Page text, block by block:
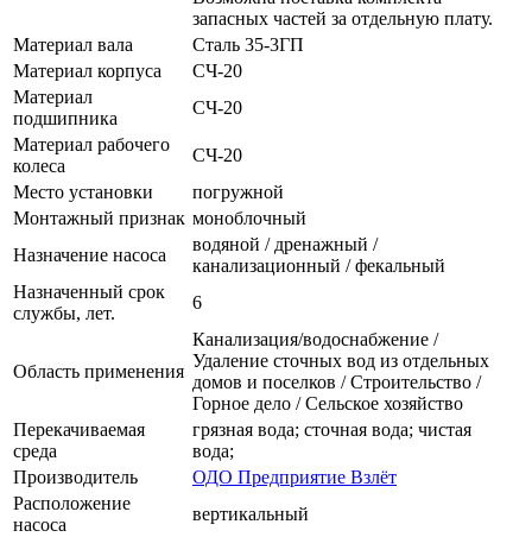
запасных частей за отдельную плату.
Материал вала
Сталь 35-3ГП
Материал корпуса
СЧ-20
Материал
подшипника
СЧ-20
Материал рабочего
колеса
СЧ-20
Место установки
погружной
Монтажный признак моноблочный
Назначение насоса
водяной / дренажный /
канализационный / фекальный
Назначенный срок
службы, лет.
6
Область применения
Канализация/водоснабжение /
Удаление сточных вод из отдельных
домов и поселков / Строительство /
Горное дело / Сельское хозяйство
Перекачиваемая
среда
грязная вода; сточная вода; чистая
вода;
Производитель
ОДО Предприятие Взлёт
Расположение
насоса
вертикальный